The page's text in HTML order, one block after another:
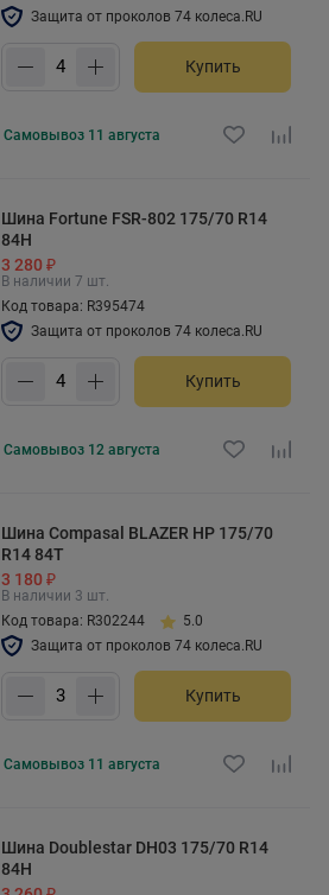
Защита от проколов 74 колеса.RU
Купить
Самовывоз 11 августа
Шина Fortune FSR-802 175/70 R14
84H
3 280 ₽
В наличии 7 шт.
Код товара: R395474
Защита от проколов 74 колеса.RU
Купить
Самовывоз 12 августа
Шина Compasal BLAZER HP 175/70
R14 84T
3 180 ₽
В наличии 3 шт.
Код товара: R302244
5.0
Защита от проколов 74 колеса.RU
Купить
Самовывоз 11 августа
Шина Doublestar DH03 175/70 R14
84H